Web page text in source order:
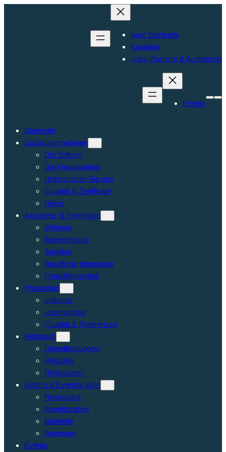
iwaz Startseite
Kontakte
Jobs, Karriere & Ausbildung
Events
Startseite
Sozialunternehmen
Die Stiftung
Die Organisation
Unterstützen Sie uns
Qualität & Zertifikate
News
Assistenz & Integration
Wohnen
Tagesstruktur
Arbeiten
Berufliche Integration
Freiwilligenarbeit
Produktion
Industrie
Lebensmittel
Qualität & Referenzen
Rehatech
Dienstleistungen
Produkte
Referenzen
Gastro & Eventlocation
Restaurant
Eventlocation
Bankette
Seminare
Events